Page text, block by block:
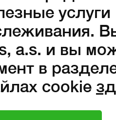
a.s. и вы
в
cookie
в